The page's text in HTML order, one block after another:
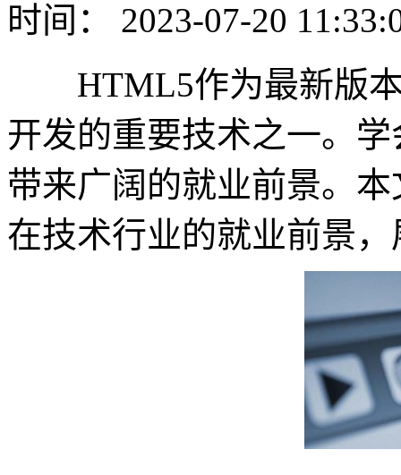
时间： 2023-07-20
HTML5作为最新版本
开发的重要技术之一。
带来广阔的就业前景。
在技术行业的就业前景